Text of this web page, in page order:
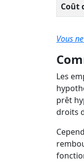
Coût
Vous
Les
prêt
droits